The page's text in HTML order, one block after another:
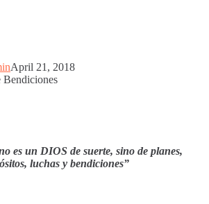
April 21, 2018
es un DIOS de suerte, sino de planes,
luchas y bendiciones”